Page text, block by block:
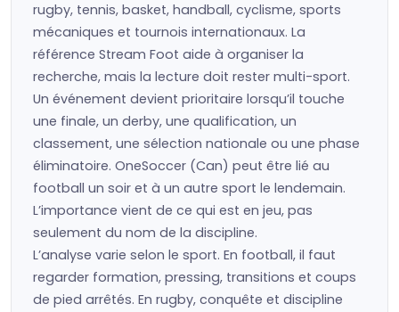
rugby, tennis, basket, handball, cyclisme, sports
mécaniques et tournois internationaux. La
référence Stream Foot aide à organiser la
recherche, mais la lecture doit rester multi-sport.
Un événement devient prioritaire lorsqu’il touche
une finale, un derby, une qualification, un
classement, une sélection nationale ou une phase
éliminatoire. OneSoccer (Can) peut être lié au
football un soir et à un autre sport le lendemain.
L’importance vient de ce qui est en jeu, pas
seulement du nom de la discipline.
L’analyse varie selon le sport. En football, il faut
regarder formation, pressing, transitions et coups
de pied arrêtés. En rugby, conquête et discipline